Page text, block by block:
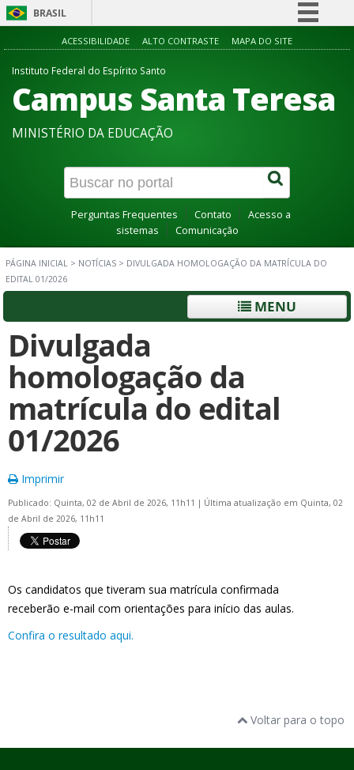
BRASIL
Simplifique!
Participe
Acesso à informação
Canais
ACESSIBILIDADE ALTO CONTRASTE MAPA DO SITE
Instituto Federal do Espírito Santo
Campus Santa Teresa
MINISTÉRIO DA EDUCAÇÃO
Perguntas Frequentes Contato
Acesso a
sistemas
Comunicação
PÁGINA INICIAL > NOTÍCIAS > DIVULGADA HOMOLOGAÇÃO DA MATRÍCULA DO
EDITAL 01/2026
MENU
Divulgada
homologação da
matrícula do edital
01/2026
Imprimir
Publicado: Quinta, 02 de Abril de 2026, 11h11 | Última atualização em Quinta, 02
de Abril de 2026, 11h11
Os candidatos que tiveram sua matrícula confirmada
receberão e-mail com orientações para início das aulas.
Confira o resultado aqui.
Voltar para o topo